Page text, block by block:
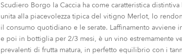
Scudiero Borgo la Caccia ha come caratteristica distintiva
unita alla piacevolezza tipica del vitigno Merlot, lo
il consumo quotidiano e le serate. Laffinamento avviene
e poi in bottiglia per 2/3 mesi, è un vino estremamente
prevalenti di frutta matura, in perfetto equilibrio con i